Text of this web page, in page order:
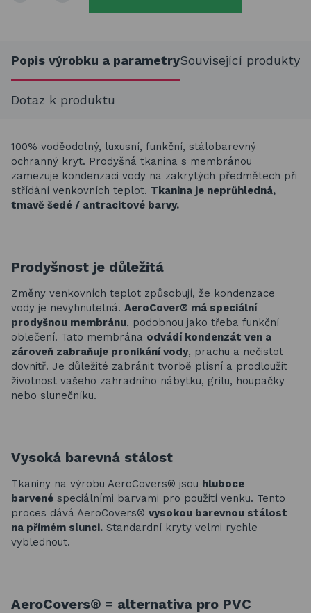
Popis výrobku a parametrySouvisející produkty
Dotaz k produktu
100% voděodolný, luxusní, funkční, stálobarevný
ochranný kryt. Prodyšná tkanina s membránou
zamezuje kondenzaci vody na zakrytých předmětech při
střídání venkovních teplot. Tkanina je neprůhledná,
tmavě šedé / antracitové barvy.
Prodyšnost je důležitá
Změny venkovních teplot způsobují, že kondenzace
vody je nevyhnutelná. AeroCover® má speciální
prodyšnou membránu, podobnou jako třeba funkční
oblečení. Tato membrána odvádí kondenzát ven a
zároveň zabraňuje pronikání vody, prachu a nečistot
dovnitř. Je důležité zabránit tvorbě plísní a prodloužit
životnost vašeho zahradního nábytku, grilu, houpačky
nebo slunečníku.
Vysoká barevná stálost
Tkaniny na výrobu AeroCovers® jsou hluboce
barvené speciálními barvami pro použití venku. Tento
proces dává AeroCovers® vysokou barevnou stálost
na přímém slunci. Standardní kryty velmi rychle
vyblednout.
AeroCovers® = alternativa pro PVC